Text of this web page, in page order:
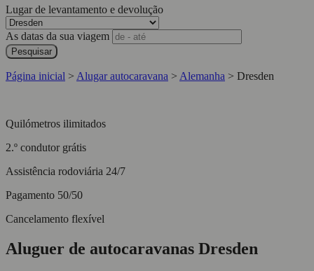
Lugar de levantamento e devolução
As datas da sua viagem
Pesquisar
Página inicial > Alugar autocaravana > Alemanha > Dresden
Quilómetros ilimitados
2.º condutor grátis
Assistência rodoviária 24/7
Pagamento 50/50
Cancelamento flexível
Aluguer de autocaravanas Dresden